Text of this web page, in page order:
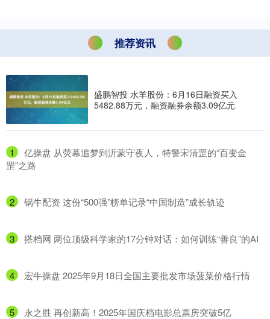
推荐资讯
盛鹏智投 水羊股份：6月16日融资买入
5482.88万元，融资融券余额3.09亿元
1
​亿操盘 从荧幕追梦到沂蒙守夜人，特警宋清罡的“百变金
罡”之路
2 ​锅牛配资 这份“500强”榜单记录“中国制造”成长轨迹
3 ​搭档网 两位顶级科学家的17分钟对话：如何训练“善良”的AI
4 ​宏牛操盘 2025年9月18日全国主要批发市场菠菜价格行情
5 ​永之胜 再创新高！2025年国庆档电影总票房突破5亿